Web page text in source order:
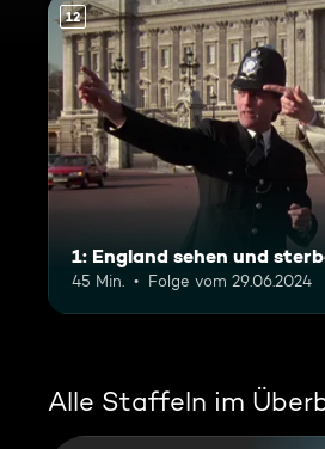
12
1: England sehen und
45 Min. Folge vom 29.06.2024
Alle Staffeln im